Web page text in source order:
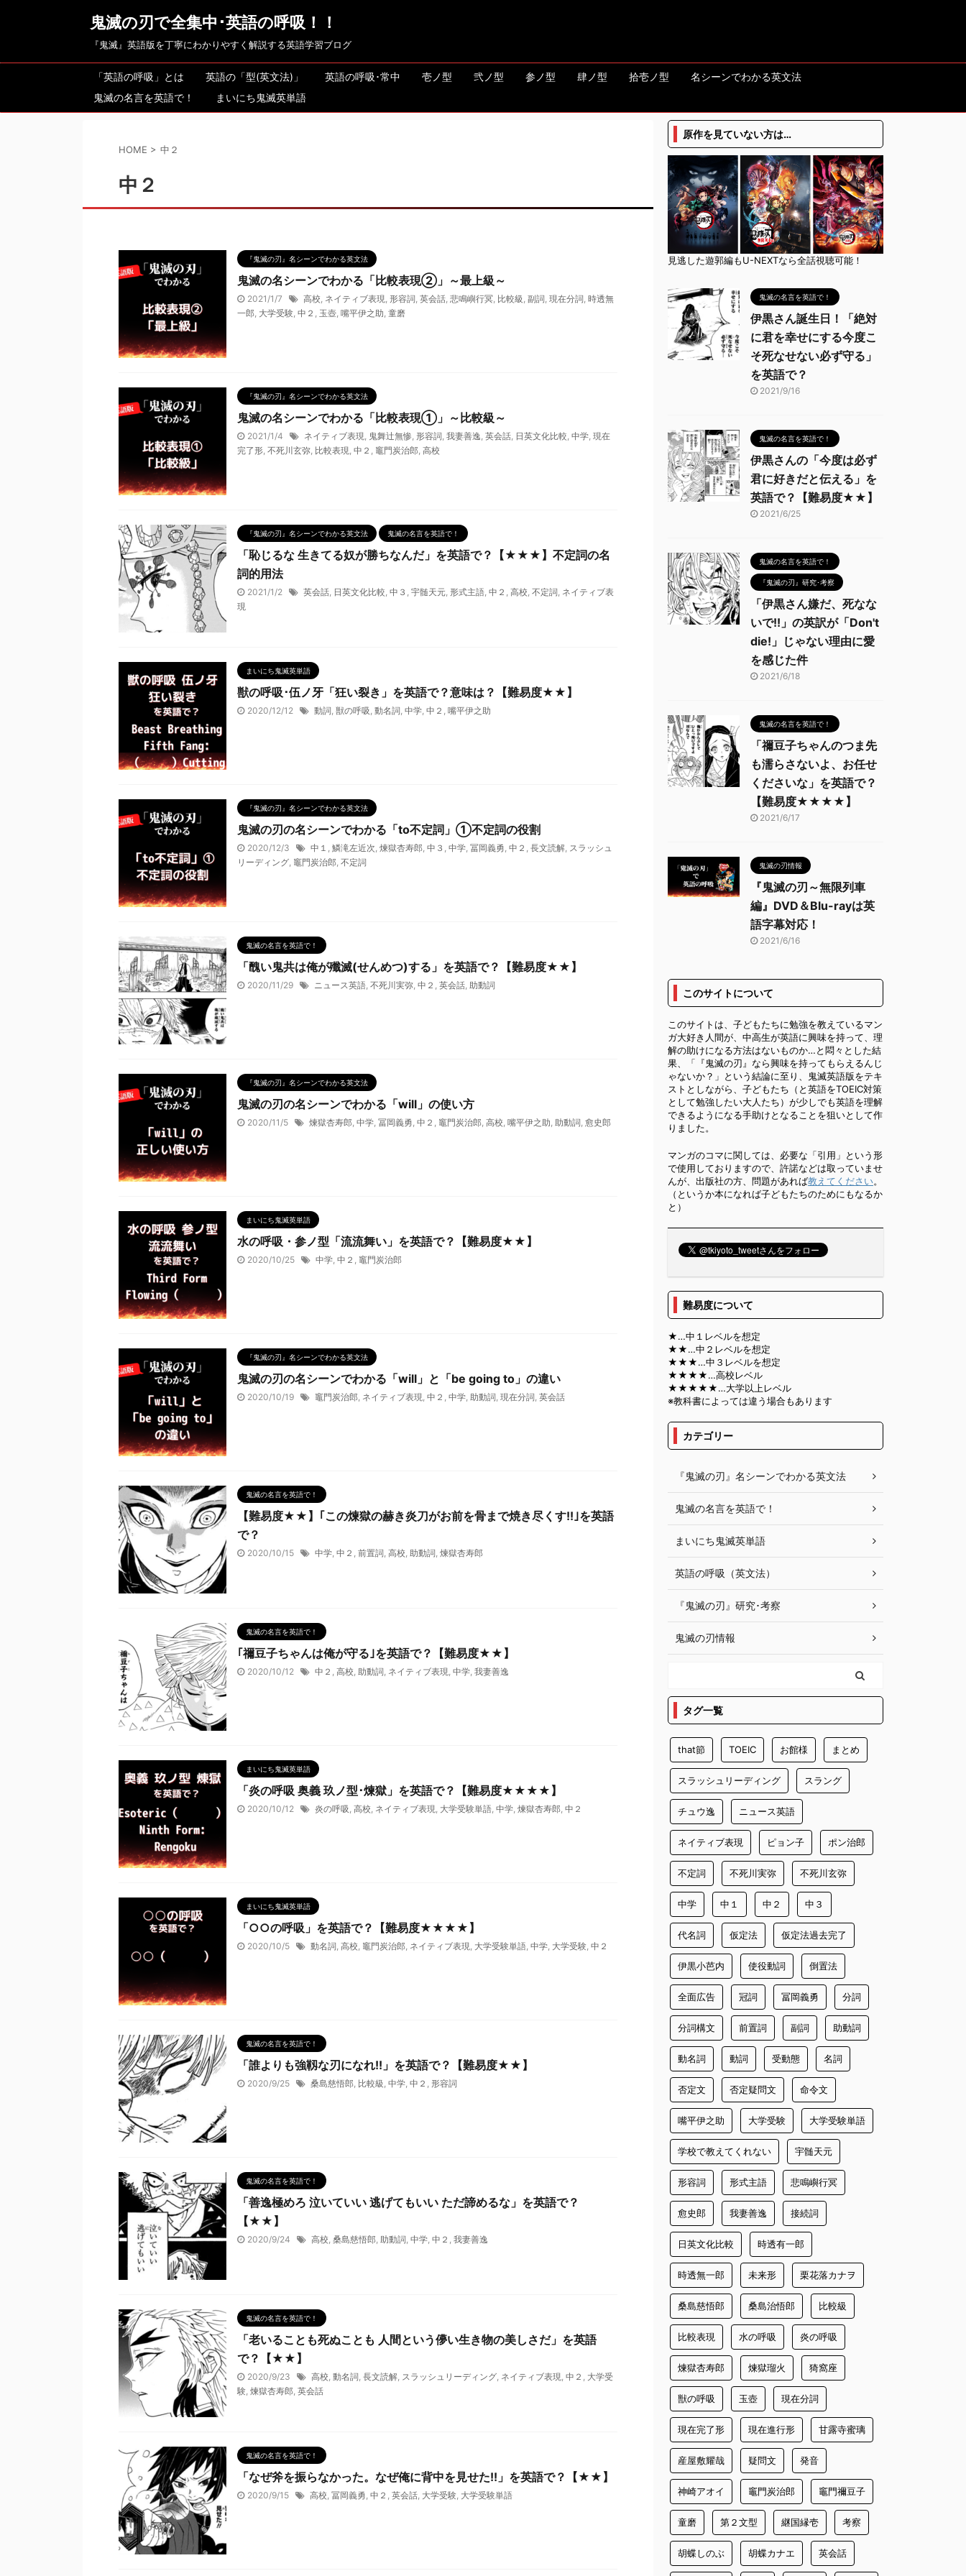
鬼滅の刃で全集中･英語の呼吸！！
『鬼滅』英語版を丁寧にわかりやすく解説する英語学習ブログ
「英語の呼吸」とは 英語の「型(英文法)」 英語の呼吸･常中 壱ノ型 弐ノ型 参ノ型 肆ノ型 拾壱ノ型
名シーンでわかる英文法
鬼滅の名言を英語で！
まいにち鬼滅英単語
HOME > 中２
中２
『鬼滅の刃』名シーンでわかる英文法
鬼滅の名シーンでわかる「比較表現②」～最上級～
2021/1/7 高校, ネイティブ表現, 形容詞, 英会話, 悲鳴嶼行冥, 比較級 , 副詞, 現在分詞, 時透無
一郎, 大学受験, 中２ , 玉壺, 嘴平伊之助, 童磨
『鬼滅の刃』名シーンでわかる英文法
鬼滅の名シーンでわかる「比較表現①」～比較級～
2021/1/4 ネイティブ表現, 鬼舞辻無惨, 形容詞, 我妻善逸, 英会話, 日英文化比較, 中学, 現在
完了形, 不死川玄弥, 比較表現, 中２ , 竈門炭治郎, 高校
『鬼滅の刃』名シーンでわかる英文法 鬼滅の名言を英語で！
「恥じるな 生きてる奴が勝ちなんだ」を英語で？【★★★】不定詞の名
詞的用法
2021/1/2 英会話, 日英文化比較, 中３ , 宇髄天元, 形式主語, 中２ , 高校, 不定詞, ネイティブ表
現
まいにち鬼滅英単語
獣の呼吸･伍ノ牙「狂い裂き」を英語で？意味は？【難易度★★】
2020/12/12 動詞, 獣の呼吸, 動名詞, 中学, 中２ , 嘴平伊之助
『鬼滅の刃』名シーンでわかる英文法
鬼滅の刃の名シーンでわかる「to不定詞」①不定詞の役割
2020/12/3 中１ , 鱗滝左近次, 煉獄杏寿郎, 中３ , 中学, 冨岡義勇, 中２ , 長文読解, スラッシュ
リーディング, 竈門炭治郎, 不定詞
鬼滅の名言を英語で！
「醜い鬼共は俺が殲滅(せんめつ)する」を英語で？【難易度★★】
2020/11/29 ニュース英語, 不死川実弥, 中２ , 英会話, 助動詞
『鬼滅の刃』名シーンでわかる英文法
鬼滅の刃の名シーンでわかる「will」の使い方
2020/11/5 煉獄杏寿郎, 中学, 冨岡義勇, 中２ , 竈門炭治郎, 高校, 嘴平伊之助, 助動詞, 愈史郎
まいにち鬼滅英単語
水の呼吸・参ノ型「流流舞い」を英語で？【難易度★★】
2020/10/25 中学, 中２ , 竈門炭治郎
『鬼滅の刃』名シーンでわかる英文法
鬼滅の刃の名シーンでわかる「will」と「be going to」の違い
2020/10/19 竈門炭治郎, ネイティブ表現, 中２ , 中学, 助動詞, 現在分詞, 英会話
鬼滅の名言を英語で！
【難易度★★】｢この煉獄の赫き炎刀がお前を骨まで焼き尽くす!!｣を英語
で？
2020/10/15 中学, 中２ , 前置詞, 高校, 助動詞, 煉獄杏寿郎
鬼滅の名言を英語で！
｢禰豆子ちゃんは俺が守る｣を英語で？【難易度★★】
2020/10/12 中２ , 高校, 助動詞, ネイティブ表現, 中学, 我妻善逸
まいにち鬼滅英単語
「炎の呼吸 奥義 玖ノ型･煉獄」を英語で？【難易度★★★★】
2020/10/12 炎の呼吸, 高校, ネイティブ表現, 大学受験単語, 中学, 煉獄杏寿郎, 中２
まいにち鬼滅英単語
「○○の呼吸」を英語で？【難易度★★★★】
2020/10/5 動名詞, 高校, 竈門炭治郎, ネイティブ表現, 大学受験単語, 中学, 大学受験, 中２
鬼滅の名言を英語で！
「誰よりも強靱な刃になれ!!」を英語で？【難易度★★】
2020/9/25 桑島慈悟郎, 比較級 , 中学, 中２ , 形容詞
鬼滅の名言を英語で！
「善逸極めろ 泣いていい 逃げてもいい ただ諦めるな」を英語で？
【★★】
2020/9/24 高校, 桑島慈悟郎, 助動詞, 中学, 中２ , 我妻善逸
鬼滅の名言を英語で！
「老いることも死ぬことも 人間という儚い生き物の美しさだ」を英語
で？【★★】
2020/9/23 高校, 動名詞, 長文読解, スラッシュリーディング, ネイティブ表現, 中２ , 大学受
験, 煉獄杏寿郎, 英会話
鬼滅の名言を英語で！
「なぜ斧を振らなかった。なぜ俺に背中を見せた!!」を英語で？【★★】
2020/9/15 高校, 冨岡義勇, 中２ , 英会話, 大学受験, 大学受験単語
原作を見ていない方は…
見逃した遊郭編もU-NEXTなら全話視聴可能！
鬼滅の名言を英語で！
伊黒さん誕生日！「絶対
に君を幸せにする今度こ
そ死なせない必ず守る」
を英語で？
2021/9/16
鬼滅の名言を英語で！
伊黒さんの「今度は必ず
君に好きだと伝える」を
英語で？【難易度★★】
2021/6/25
鬼滅の名言を英語で！
『鬼滅の刃』研究･考察
「伊黒さん嫌だ、死なな
いで!!」の英訳が「Don't
die!」じゃない理由に愛
を感じた件
2021/6/18
鬼滅の名言を英語で！
「禰豆子ちゃんのつま先
も濡らさないよ、お任せ
くださいな」を英語で？
【難易度★★★★】
2021/6/17
鬼滅の刃情報
『鬼滅の刃～無限列車
編』DVD＆Blu-rayは英
語字幕対応！
2021/6/16
このサイトについて
このサイトは、子どもたちに勉強を教えているマン
ガ大好き人間が、中高生が英語に興味を持って、理
解の助けになる方法はないものか…と悶々とした結
果、「『鬼滅の刃』なら興味を持ってもらえるんじ
ゃないか？」という結論に至り、鬼滅英語版をテキ
ストとしながら、子どもたち（と英語をTOEIC対策
として勉強したい大人たち）が少しでも英語を理解
できるようになる手助けとなることを狙いとして作
りました。
マンガのコマに関しては、必要な「引用」という形
で使用しておりますので、許諾などは取っていませ
んが、出版社の方、問題があれば教えてください。
（というか本になれば子どもたちのためにもなるか
と）
難易度について
★…中１レベルを想定
★★…中２レベルを想定
★★★…中３レベルを想定
★★★★…高校レベル
★★★★★…大学以上レベル
※教科書によっては違う場合もあります
カテゴリー
『鬼滅の刃』名シーンでわかる英文法
鬼滅の名言を英語で！
まいにち鬼滅英単語
英語の呼吸（英文法）
『鬼滅の刃』研究･考察
鬼滅の刃情報
タグ一覧
that節 TOEIC お館様 まとめ
スラッシュリーディング スラング
チュウ逸 ニュース英語
ネイティブ表現 ピョン子 ポン治郎
不定詞 不死川実弥 不死川玄弥
中学 中１ 中２ 中３
代名詞 仮定法 仮定法過去完了
伊黒小芭内 使役動詞 倒置法
全面広告 冠詞 冨岡義勇 分詞
分詞構文 前置詞 副詞 助動詞
動名詞 動詞 受動態 名詞
否定文 否定疑問文 命令文
嘴平伊之助 大学受験 大学受験単語
学校で教えてくれない 宇髄天元
形容詞 形式主語 悲鳴嶼行冥
愈史郎 我妻善逸 接続詞
日英文化比較 時透有一郎
時透無一郎 未来形 栗花落カナヲ
桑島慈悟郎 桑島治悟郎 比較級
比較表現 水の呼吸 炎の呼吸
煉獄杏寿郎 煉獄瑠火 猗窩座
獣の呼吸 玉壺 現在分詞
現在完了形 現在進行形 甘露寺蜜璃
産屋敷耀哉 疑問文 発音
神崎アオイ 竈門炭治郎 竈門禰豆子
童磨 第２文型 継国縁壱 考察
胡蝶しのぶ 胡蝶カナエ 英会話